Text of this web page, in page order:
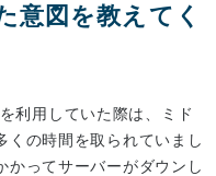
意図を教えてく
利用していた際は、ミド
くの時間を取られていまし
かってサーバーがダウンし